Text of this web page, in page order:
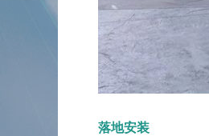
落地安装